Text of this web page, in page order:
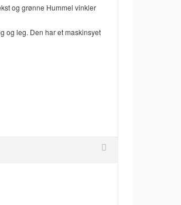
og grønne Hummel vinkler
og leg. Den har et maskinsyet